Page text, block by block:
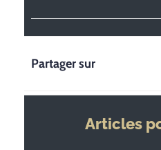
Partager sur
Articles